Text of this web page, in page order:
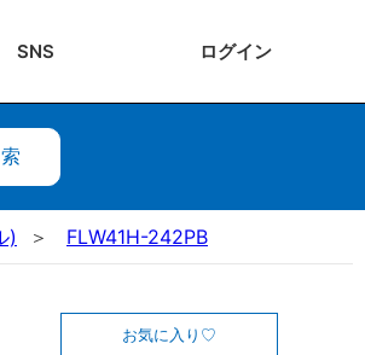
SNS ログイン
検索
) FLW41H-242PB
お気に入り